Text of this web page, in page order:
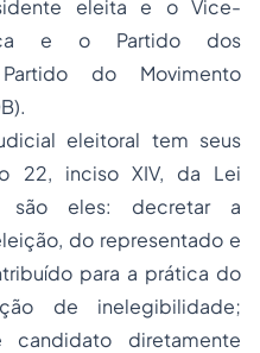
eleita e o Vice-
e o Partido dos
do Movimento
eleitoral tem seus
22, inciso XIV, da Lei
são eles: decretar a
do representado e
para a prática do
de inelegibilidade;
diretamente